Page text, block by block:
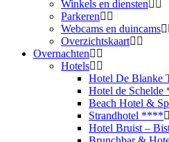
Winkels en diensten
Parkeren
Webcams en duincams
Overzichtskaart
Overnachten
Hotels
Hotel De Blanke
Hotel de
Beach Hotel &
Strandhotel ****
Hotel Bruist –